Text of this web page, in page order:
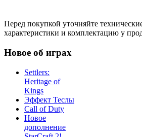
Перед покупкой уточняйте
характеристики и комплектацию у
Новое об играх
Settlers:
Heritage of
Kings
Эффект Теслы
Call of Duty
Новое
дополнение